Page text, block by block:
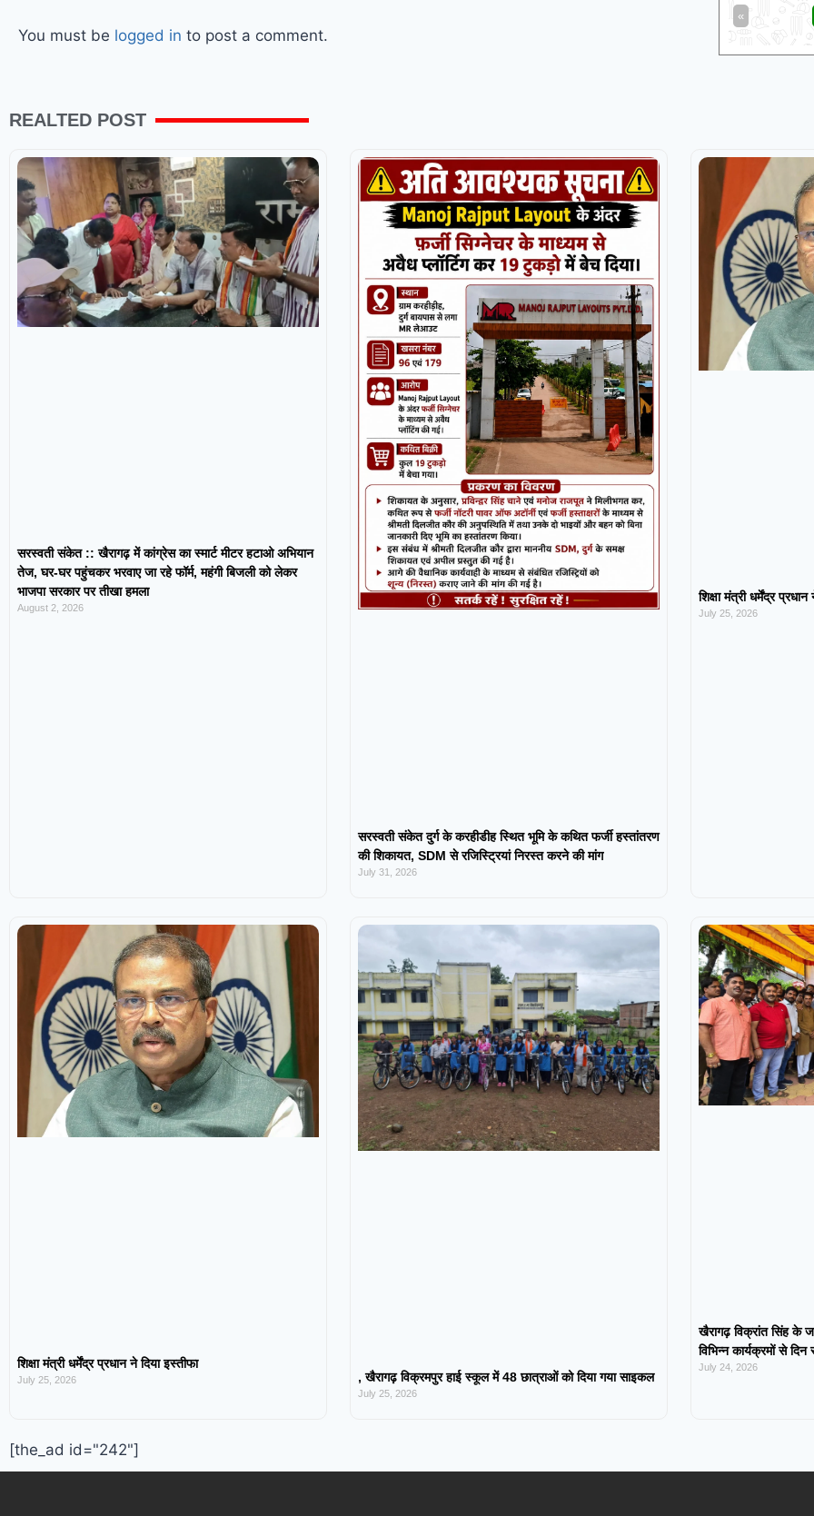
You must be logged in to post a comment.
«
REALTED POST
सरस्वती संकेत :: खैरागढ़ में कांग्रेस का स्मार्ट मीटर हटाओ अभियान
तेज, घर-घर पहुंचकर भरवाए जा रहे फॉर्म, महंगी बिजली को लेकर
भाजपा सरकार पर तीखा हमला
August 2, 2026
सरस्वती संकेत दुर्ग के करहीडीह स्थित भूमि के कथित फर्जी हस्तांतरण
की शिकायत, SDM से रजिस्ट्रियां निरस्त करने की मांग
July 31, 2026
शिक्षा मंत्री धर्मेंद्र
July 25, 2026
शिक्षा मंत्री धर्मेंद्र प्रधान ने दिया इस्तीफा
July 25, 2026 , खैरागढ़ विक्रमपुर हाई स्कूल में 48 छात्राओं को दिया गया साइकल
July 25, 2026
खैरागढ़ विक्रांत सिंह के
विभिन्न कार्यक्रमों से दिन
July 24, 2026
[the_ad id="242"]